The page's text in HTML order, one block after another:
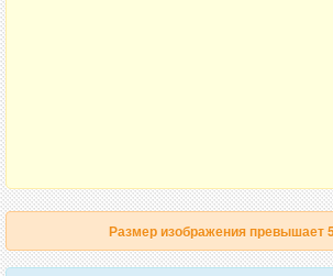
Размер изображения превышает